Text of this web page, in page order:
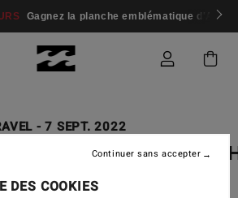
Gagnez la planche emblématique d'Andy
- 7 SEPT. 2022
LUANA'S MUST-
DES COOKIES
Continuer sans accepter